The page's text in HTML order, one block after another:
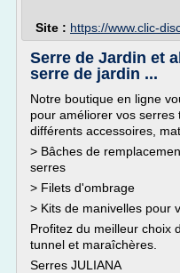
Site : https://www.clic-
Serre de Jardin et
serre de jardin ...
Notre boutique en ligne
pour améliorer vos
différents accessoires,
> Bâches de
serres
> Filets d'ombrage
> Kits de manivelles pour
Profitez du meilleur choix
tunnel et maraîchères.
Serres JULIANA